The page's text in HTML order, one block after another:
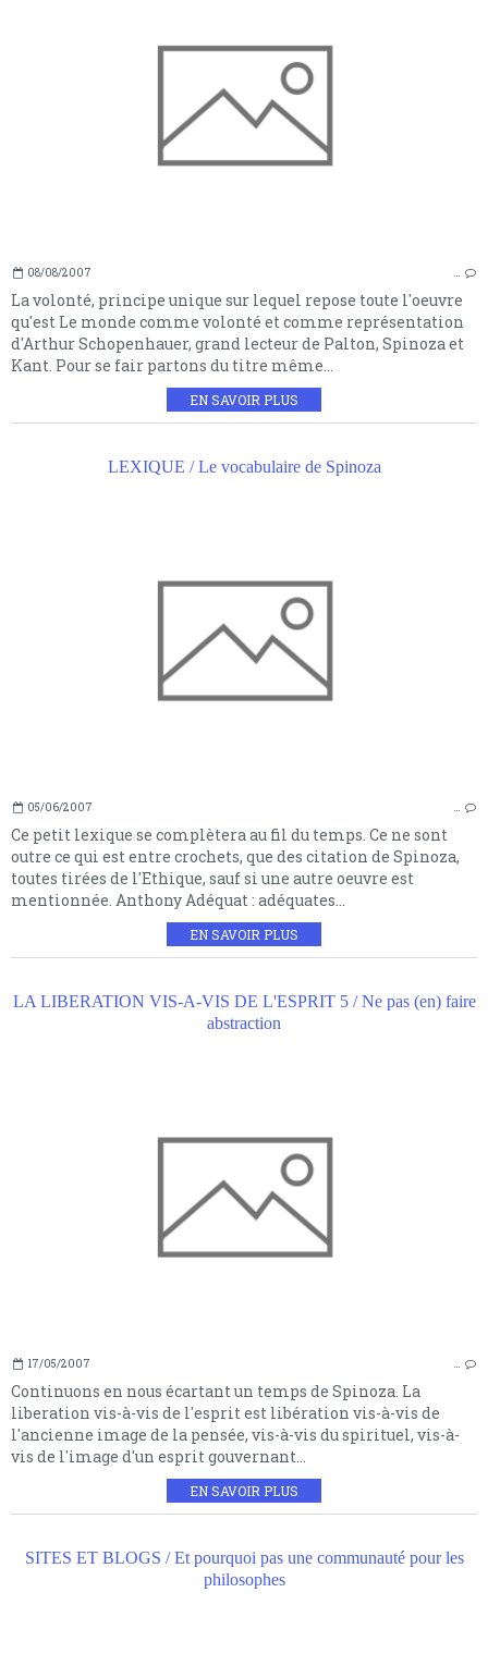
08/08/2007
La volonté, principe unique sur lequel repose toute l'oeuvre
qu'est Le monde comme volonté et comme représentation
d'Arthur Schopenhauer, grand lecteur de Palton, Spinoza et
Kant. Pour se fair partons du titre même...
EN SAVOIR PLUS
LEXIQUE / Le vocabulaire de Spinoza
05/06/2007 …
Ce petit lexique se complètera au fil du temps. Ce ne sont
outre ce qui est entre crochets, que des citation de Spinoza,
toutes tirées de l'Ethique, sauf si une autre oeuvre est
mentionnée. Anthony Adéquat : adéquates...
EN SAVOIR PLUS
LA LIBERATION VIS-A-VIS DE L'ESPRIT 5 / Ne pas (en) faire
abstraction
17/05/2007 …
Continuons en nous écartant un temps de Spinoza. La
liberation vis-à-vis de l'esprit est libération vis-à-vis de
l'ancienne image de la pensée, vis-à-vis du spirituel, vis-à-
vis de l'image d'un esprit gouvernant...
EN SAVOIR PLUS
SITES ET BLOGS / Et pourquoi pas une communauté pour les
philosophes